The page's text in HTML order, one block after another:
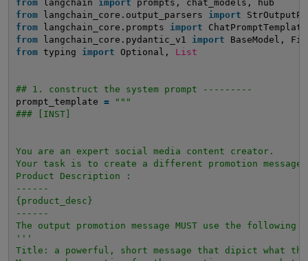
from
langchain import
prompts, chat_models, hub
from
langchain_core.output_parsers import
from
langchain_core.prompts import
from
langchain_core.pydantic_v1 import
BaseModel,
from
typing import Optional, List
## 1. construct the system prompt ---------
prompt_template =
"""
### [INST]
You are an expert social media content creator.
Your task is to create a different promotion
Product Description :
------
{product_desc}
------
The output promotion message MUST use the following
'''
Title: a powerful, short message that dipict what